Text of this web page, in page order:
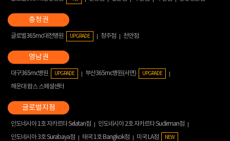
글로벌365mc대전병원 UPGRADE 청주점 천안점
대구365mc병원 UPGRADE 부산365mc병원(서면) UPGRADE
해운대 람스 스페셜센터
인도네시아 1호 자카르타 Selatan점
인도네시아 2호 자카르타 Sudirman점
인도네시아 3호 Surabaya점
태국 1호 Bangkok점 미국 LA점 NEW